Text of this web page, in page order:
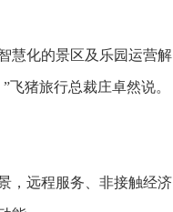
慧化的景区及乐园运营解
猪旅行总裁庄卓然说。
，远程服务、非接触经济